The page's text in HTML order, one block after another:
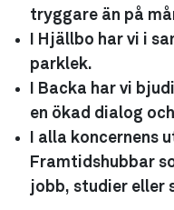
tryggare än på
I Hjällbo har vi i
parklek.
I Backa har vi
en ökad dialog
I alla koncernens
Framtidshubbar
jobb, studier eller